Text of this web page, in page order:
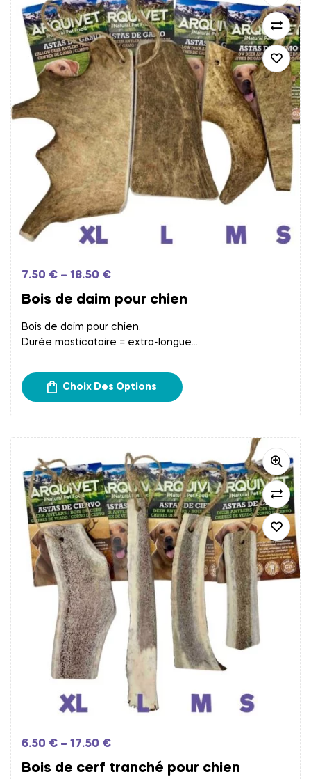
7.50 € – 18.50 €
Bois de daim pour chien
Bois de daim pour chien.
Durée masticatoire = extra-longue.
Retrait gratuit chez Papatte Douce à Bordeaux.
Choix Des Options
6.50 € – 17.50 €
Bois de cerf tranché pour chien